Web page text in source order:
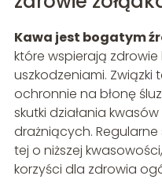
Kawa jest bogatym
które wspierają
uszkodzeniami. Związki
ochronnie na błonę
skutki działania
drażniących. Regularne
tej o niższej
korzyści dla zdrowia